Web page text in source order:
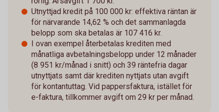
Utnyttjad kredit på 100 000 kr: effektiva räntan är
för närvarande 14,62 % och det sammanlagda
belopp som ska betalas är 107 416 kr.
I ovan exempel återbetalas krediten med
månatliga avbetalningsbelopp under 12 månader
(8 951 kr/månad i snitt) och 39 räntefria dagar
utnyttjats samt där krediten nyttjats utan avgift
för kontantuttag. Vid pappersfaktura, istället för
e-faktura, tillkommer avgift om 29 kr per månad.